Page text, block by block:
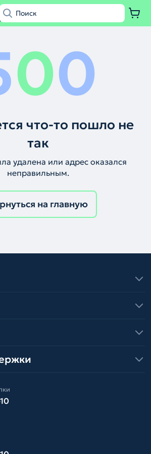
00
что-то пошло не
так
удалена или адрес оказался
неправильным.
на главную